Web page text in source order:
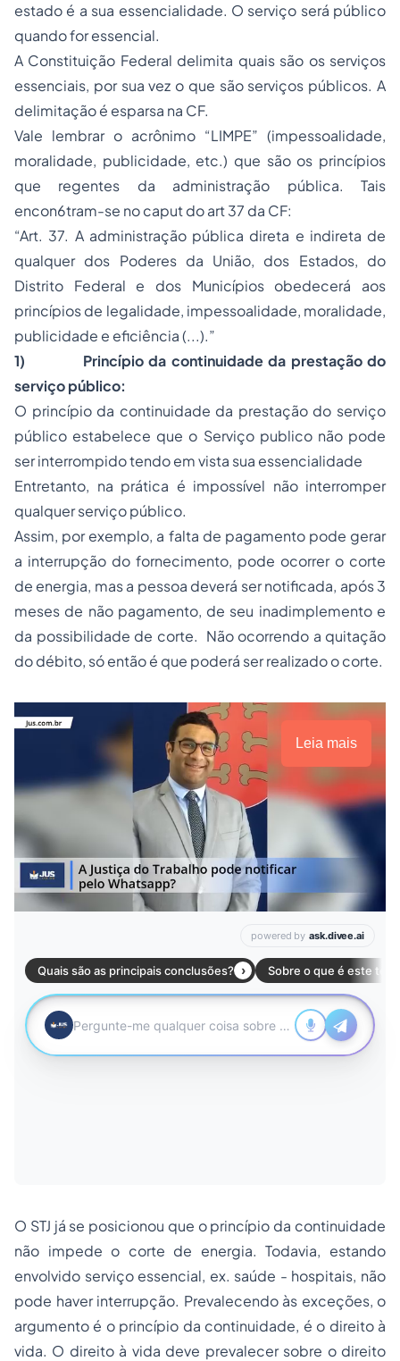
estado é a sua essencialidade. O serviço será público
quando for essencial.
A Constituição Federal delimita quais são os serviços
essenciais, por sua vez o que são serviços públicos. A
delimitação é esparsa na CF.
Vale lembrar o acrônimo “LIMPE” (impessoalidade,
moralidade, publicidade, etc.) que são os princípios
que regentes da administração pública. Tais
encon6tram-se no caput do art 37 da CF:
“Art. 37. A administração pública direta e indireta de
qualquer dos Poderes da União, dos Estados, do
Distrito Federal e dos Municípios obedecerá aos
princípios de legalidade, impessoalidade, moralidade,
publicidade e eficiência (...).”
1) Princípio da continuidade da prestação do
serviço público:
O princípio da continuidade da prestação do serviço
público estabelece que o Serviço publico não pode
ser interrompido tendo em vista sua essencialidade
Entretanto, na prática é impossível não interromper
qualquer serviço público.
Assim, por exemplo, a falta de pagamento pode gerar
a interrupção do fornecimento, pode ocorrer o corte
de energia, mas a pessoa deverá ser notificada, após 3
meses de não pagamento, de seu inadimplemento e
da possibilidade de corte. Não ocorrendo a quitação
do débito, só então é que poderá ser realizado o corte.
Leia mais
O STJ já se posicionou que o princípio da continuidade
não impede o corte de energia. Todavia, estando
envolvido serviço essencial, ex. saúde - hospitais, não
pode haver interrupção. Prevalecendo às exceções, o
argumento é o princípio da continuidade, é o direito à
vida. O direito à vida deve prevalecer sobre o direito